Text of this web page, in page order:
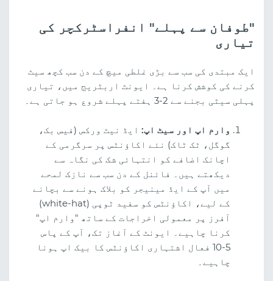
"طوفان سے پہلے" انفراسٹرکچر کی
تیاری
ایک مبتدی کی سب سے بڑی غلطی میچ کے دن سب کچھ سیٹ
کرنے کی کوشش کرنا ہے۔ ایونٹ اربٹریج میں، تیاری
پہلی سیٹی بجنے سے 2-3 ہفتے پہلے شروع ہو جاتی ہے۔
وارم اپ اور سیٹ اپ: ایڈ نیٹ ورکس (فیس بک،
گوگل، ٹک ٹاک) نئے اکاؤنٹس پر سرگرمی کے
اچانک اضافے کو انتہائی شک کی نگاہ سے
دیکھتے ہیں۔ فائنل کے دن سب سے نازک لمحے
میں آپ کے ایڈ مینیجر کو بلاک ہونے سے بچانے
کے لیے، اکاؤنٹس کو سفید ٹوپی (white-hat)
آفرز پر معمولی اخراجات کے ساتھ "وارم اپ"
کرنا چاہیے۔ ایونٹ کے آغاز تک، آپ کے پاس
5-10 فعال اشتہاری اکاؤنٹس کا بیک اپ ہونا
چاہیے۔